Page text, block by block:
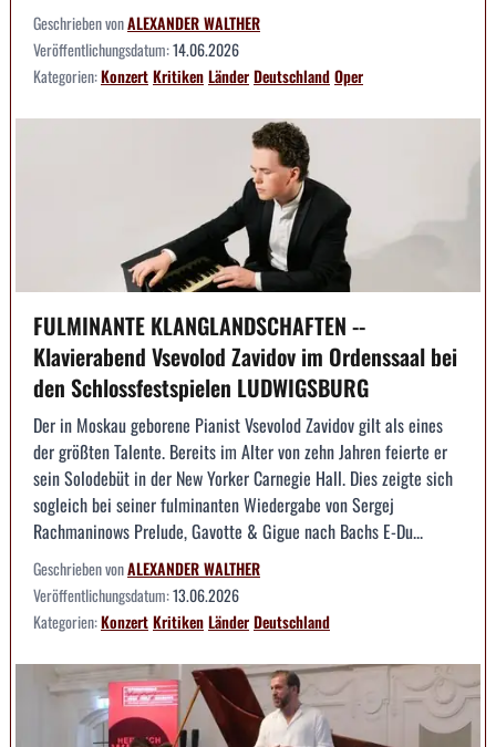
Geschrieben vonALEXANDER WALTHER
Veröffentlichungsdatum:14.06.2026
Kategorien:KonzertKritikenLänderDeutschlandOper
FULMINANTE KLANGLANDSCHAFTEN --
Klavierabend Vsevolod Zavidov im Ordenssaal bei
den Schlossfestspielen LUDWIGSBURG
Der in Moskau geborene Pianist Vsevolod Zavidov gilt als eines
der größten Talente. Bereits im Alter von zehn Jahren feierte er
sein Solodebüt in der New Yorker Carnegie Hall. Dies zeigte sich
sogleich bei seiner fulminanten Wiedergabe von Sergej
Rachmaninows Prelude, Gavotte & Gigue nach Bachs E-Du...
Geschrieben vonALEXANDER WALTHER
Veröffentlichungsdatum:13.06.2026
Kategorien:KonzertKritikenLänderDeutschland